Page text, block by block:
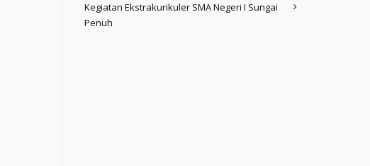
Kegiatan Ekstrakurikuler SMA Negeri I Sungai
Penuh